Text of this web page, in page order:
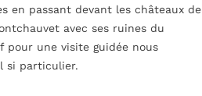
en passant devant les châteaux de
avec ses ruines du
pour une visite guidée nous
si particulier.